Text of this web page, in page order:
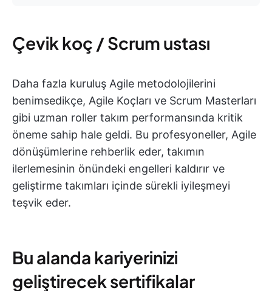
Çevik koç / Scrum ustası
Daha fazla kuruluş Agile metodolojilerini
benimsedikçe, Agile Koçları ve Scrum Masterları
gibi uzman roller takım performansında kritik
öneme sahip hale geldi. Bu profesyoneller, Agile
dönüşümlerine rehberlik eder, takımın
ilerlemesinin önündeki engelleri kaldırır ve
geliştirme takımları içinde sürekli iyileşmeyi
teşvik eder.
Bu alanda kariyerinizi
geliştirecek sertifikalar